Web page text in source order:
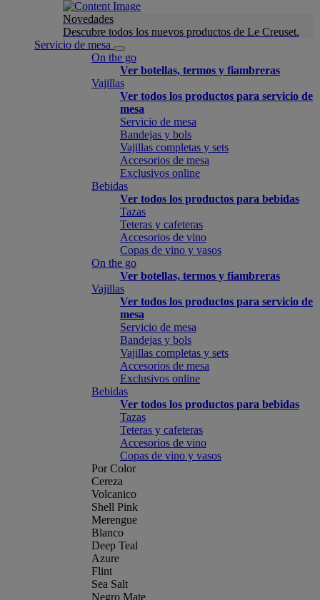
Novedades
Descubre todos los nuevos productos de Le Creuset.
Servicio de mesa
On the go
Ver botellas, termos y fiambreras
Vajillas
Ver todos los productos para servicio de
mesa
Servicio de mesa
Bandejas y bols
Vajillas completas y sets
Accesorios de mesa
Exclusivos online
Bebidas
Ver todos los productos para bebidas
Tazas
Teteras y cafeteras
Accesorios de vino
Copas de vino y vasos
On the go
Ver botellas, termos y fiambreras
Vajillas
Ver todos los productos para servicio de
mesa
Servicio de mesa
Bandejas y bols
Vajillas completas y sets
Accesorios de mesa
Exclusivos online
Bebidas
Ver todos los productos para bebidas
Tazas
Teteras y cafeteras
Accesorios de vino
Copas de vino y vasos
Por Color
Cereza
Volcanico
Shell Pink
Merengue
Blanco
Deep Teal
Azure
Flint
Sea Salt
Negro Mate